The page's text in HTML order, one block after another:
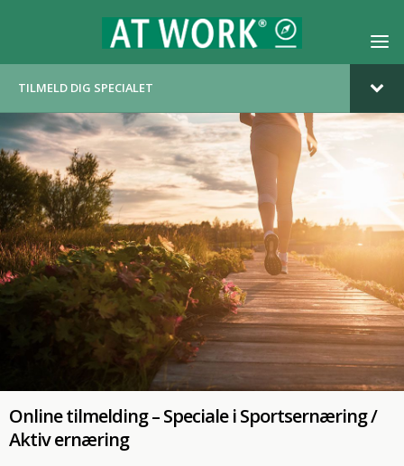
TILMELD DIG SPECIALET
ERNÆRINGSSPECIALER
SPORTSERNÆRING / AKTIV ERNÆRING
Online tilmelding – Speciale i Sportsernæring /
Aktiv ernæring